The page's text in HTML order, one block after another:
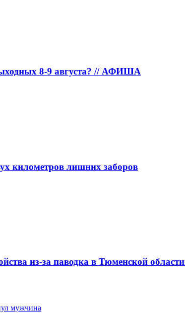
8-9 августа? // АФИША
километров лишних заборов
из-за паводка в Тюменской